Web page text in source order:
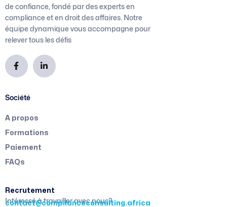
de confiance, fondé par des experts en
compliance et en droit des affaires. Notre
équipe dynamique vous accompagne pour
relever tous les défis
Société
A propos
Formations
Paiement
FAQs
Recrutement
Intéressé à travailler avec nous?
contact@complianceconsulting.africa